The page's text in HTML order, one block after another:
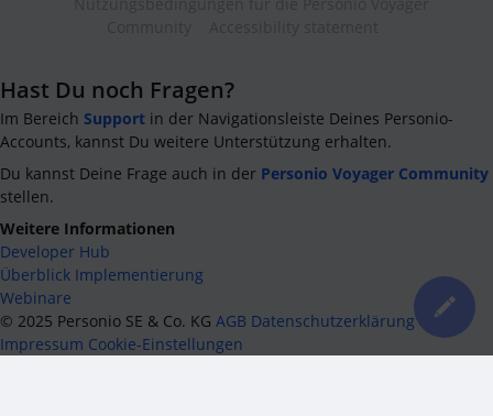
Hast Du noch Fragen?
Im Bereich Support in der Navigationsleiste Deines Personio-
Accounts, kannst Du weitere Unterstützung erhalten.
Du kannst Deine Frage auch in der Personio Voyager Community
stellen.
Weitere Informationen
Developer Hub
Überblick Implementierung
Webinare
© 2025 Personio SE & Co. KG AGB Datenschutzerklärung
Impressum Cookie-Einstellungen